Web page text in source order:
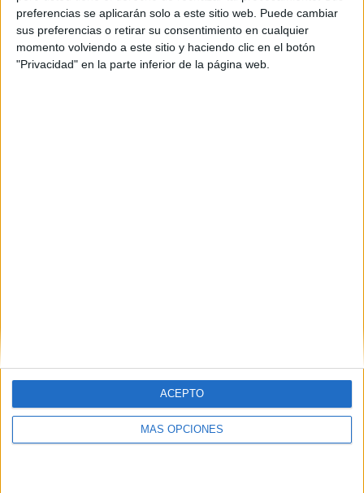
preferencias se aplicarán solo a este sitio web. Puede cambiar
sus preferencias o retirar su consentimiento en cualquier
momento volviendo a este sitio y haciendo clic en el botón
"Privacidad" en la parte inferior de la página web.
MÁS OPCIONES
ACEPTO
Suscribir